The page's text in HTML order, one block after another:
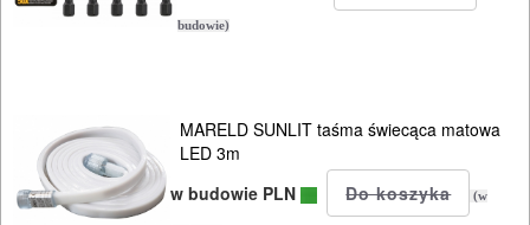
BHP
SPRZĘT
budowie)
MARELD SUNLIT taśma świecąca matowa
LED 3m
w budowie PLN
(w